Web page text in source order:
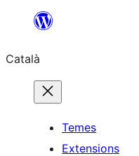
contingut
Català
Temes
Extensions